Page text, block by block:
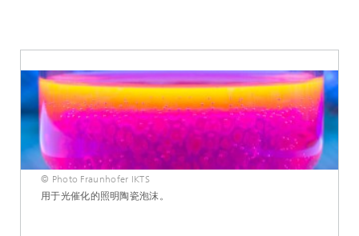
© Photo Fraunhofer IKTS
用于光催化的照明陶瓷泡沫。